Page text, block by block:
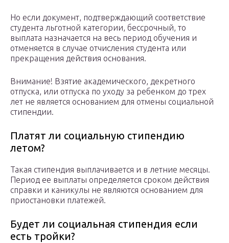
Но если документ, подтверждающий соответствие
студента льготной категории, бессрочный, то
выплата назначается на весь период обучения и
отменяется в случае отчисления студента или
прекращения действия основания.
Внимание! Взятие академического, декретного
отпуска, или отпуска по уходу за ребенком до трех
лет не является основанием для отмены социальной
стипендии.
Платят ли социальную стипендию
летом?
Такая стипендия выплачивается и в летние месяцы.
Период ее выплаты определяется сроком действия
справки и каникулы не являются основанием для
приостановки платежей.
Будет ли социальная стипендия если
есть тройки?